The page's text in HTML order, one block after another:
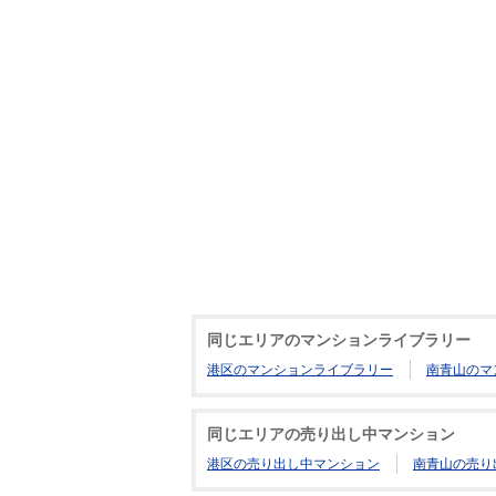
同じエリアのマンションライブラリー
港区のマンションライブラリー 南青山のマ
同じエリアの売り出し中マンション
港区の売り出し中マンション 南青山の売